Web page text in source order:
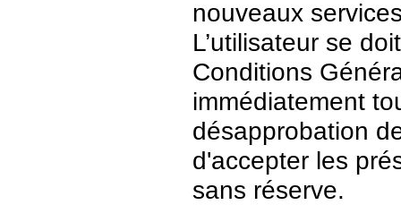
nouveaux
L’utilisateur se
Conditions
immédiatement
désapprobation
d'accepter les
sans réserve.